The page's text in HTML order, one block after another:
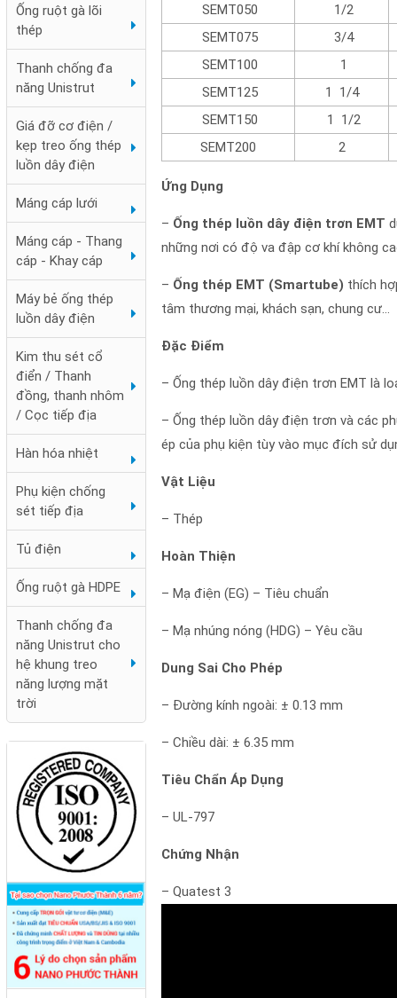
SEMT050
1/2
SEMT075
3/4
SEMT100
1
SEMT125
1 1/4
SEMT150
1 1/2
SEMT200
2
Ứng Dụng
– Ống thép luồn dây điện trơn EMT
những nơi có độ va đập cơ khí không
– Ống thép EMT (Smartube) thích
tâm thương mại, khách sạn, chung cư…
Đặc Điểm
– Ống thép luồn dây điện trơn EMT là
– Ống thép luồn dây điện trơn và các
ép của phụ kiện tùy vào mục đích sử
Vật Liệu
– Thép
Hoàn Thiện
– Mạ điện (EG) – Tiêu chuẩn
– Mạ nhúng nóng (HDG) – Yêu cầu
Dung Sai Cho Phép
– Đường kính ngoài: ± 0.13 mm
– Chiều dài: ± 6.35 mm
Tiêu Chẩn Áp Dụng
– UL-797
Chứng Nhận
– Quatest 3
Ống ruột gà lõi
thép
Thanh chống đa
năng Unistrut
Giá đỡ cơ điện /
kẹp treo ống thép
luồn dây điện
Máng cáp lưới
Máng cáp - Thang
cáp - Khay cáp
Máy bẻ ống thép
luồn dây điện
Kim thu sét cổ
điển / Thanh
đồng, thanh nhôm
/ Cọc tiếp địa
Hàn hóa nhiệt
Phụ kiện chống
sét tiếp địa
Tủ điện
Ống ruột gà HDPE
Thanh chống đa
năng Unistrut cho
hệ khung treo
năng lượng mặt
trời
Đai chặn sắt
Hộp nối ống ren RSC
Kim thu sét cổ điển
Nano Phước Thành